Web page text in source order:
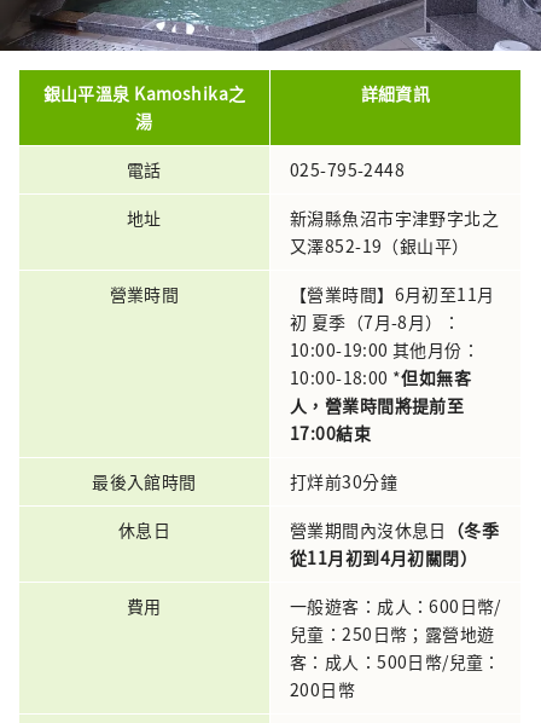
銀山平溫泉 Kamoshika之
湯
詳細資訊
電話
025-795-2448
地址
新潟縣魚沼市宇津野字北之
又澤852-19（銀山平）
營業時間
【營業時間】6月初至11月
初 夏季（7月-8月）：
10:00-19:00 其他月份：
10:00-18:00 *但如無客
人，營業時間將提前至
17:00結束
最後入館時間
打烊前30分鐘
休息日
營業期間內沒休息日 （冬季
從11月初到4月初關閉）
費用
一般遊客：成人：600日幣/
兒童：250日幣；露營地遊
客：成人：500日幣/兒童：
200日幣